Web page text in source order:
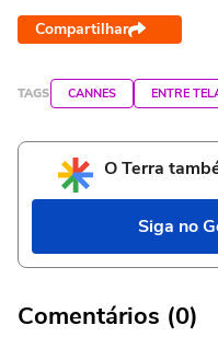
Compartilhar
TAGS CANNES ENTRE
O Terra
Siga no
Comentários (0)